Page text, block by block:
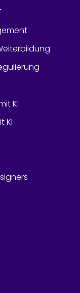
KI
KI